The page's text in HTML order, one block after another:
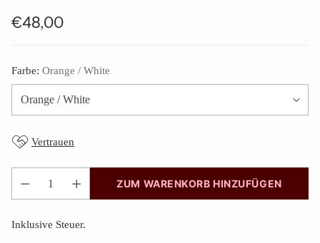
Normaler
€48,00
Farbe: Orange / White
Vertrauen
Anzahl
ZUM WARENKORB HINZUFÜGEN
Inklusive Steuer.